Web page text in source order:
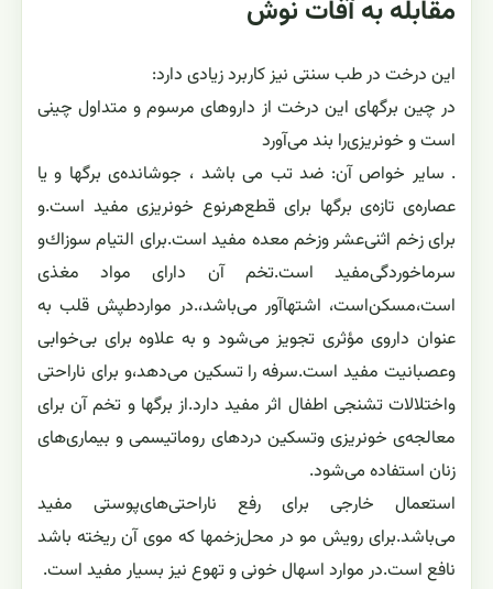
مقابله به آفات نوش
این درخت در طب سنتی نیز کاربرد زیادی دارد:
در چين برگهاى اين درخت از داروهاى مرسوم و متداول چينى
است و خونريزى‌را بند مى‌آورد
. ساير خواص آن: ضد تب می باشد ، جوشانده‌ی برگها و يا
عصاره‌ی تازه‌ی برگها براى قطع‌هرنوع خونريزى مفيد است‌.و
براى زخم اثنى‌عشر وزخم معده مفيد است‌.براى التيام سوزاك‌و
سرماخوردگى‌مفید است.تخم آن داراى مواد مغذى
است‌،مسكن‌است‌، اشتهاآور مى‌باشد،.در مواردطپش قلب به
عنوان داروى مؤثرى تجويز مى‌شود و به علاوه براى بى‌خوابى
وعصبانيت مفيد است‌.سرفه را تسكين مى‌دهد،و براى ناراحتى
واختلالات تشنجى اطفال اثر مفيد دارد.از برگها و تخم آن براى
معالجه‌ی خونريزى وتسكين دردهاى روماتيسمى و بيمارى‌هاى
زنان استفاده مى‌شود.
استعمال خارجى براى رفع ناراحتى‌هاى‌پوستى مفيد
مى‌باشد.براى رويش مو در محل‌زخمها كه موى آن ريخته باشد
نافع است‌.در موارد اسهال خونى و تهوع نيز بسيار مفيد است‌.